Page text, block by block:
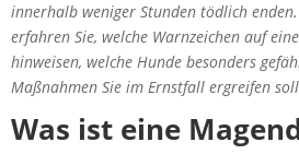
innerhalb weniger Stunden tödlich
erfahren Sie, welche Warnzeichen auf
hinweisen, welche Hunde besonders
Maßnahmen Sie im Ernstfall ergreifen
Was ist eine